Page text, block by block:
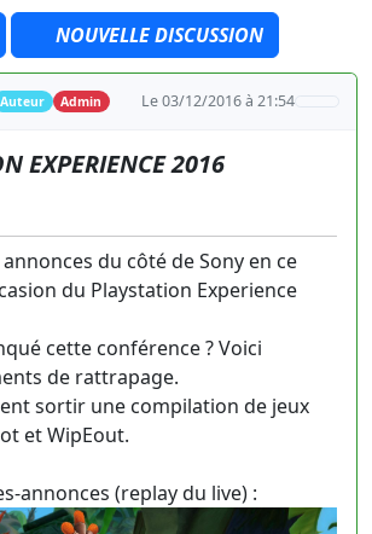
NOUVELLE DISCUSSION
Auteur Admin Le 03/12/2016 à 21:54
EXPERIENCE 2016
du côté de Sony en ce
du Playstation Experience
cette conférence ? Voici
de rattrapage.
sortir une compilation de jeux
et WipEout.
annonces (replay du live) :